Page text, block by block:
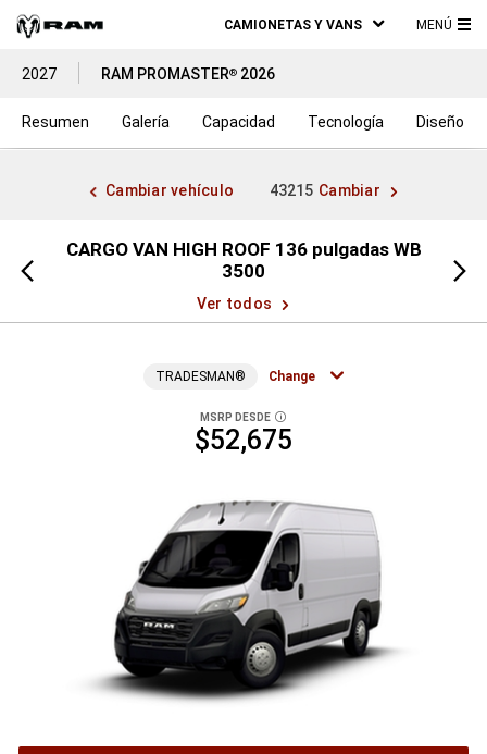
CAMIONETAS Y VANS MENÚ
2027 RAM PROMASTER® 2026
Resumen Galería Capacidad Tecnología Diseño
Cambiar vehículo 43215 Cambiar
Vista
anterior
CARGO VAN HIGH ROOF 136 pulgadas WB
3500
Ver todos
Vista
TRADESMAN® Change
MSRP DESDE DISCLOSURE
$52,675